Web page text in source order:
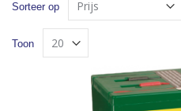
Sorteer op
Toon